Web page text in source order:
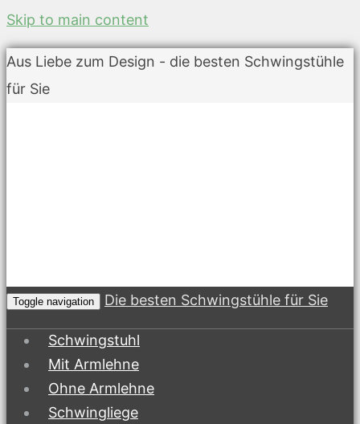
Skip to main content
Aus Liebe zum Design - die besten Schwingstühle
für Sie
Toggle navigation Die besten Schwingstühle für Sie
Schwingstuhl
Mit Armlehne
Ohne Armlehne
Schwingliege